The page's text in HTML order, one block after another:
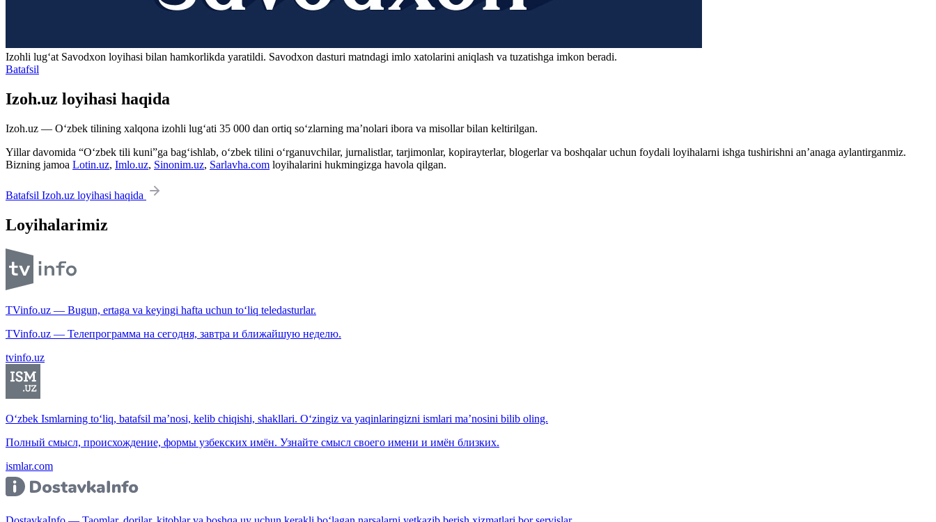
Izohli lugʻat Savodxon loyihasi bilan hamkorlikda yaratildi. Savodxon dasturi matndagi imlo xatolarini aniqlash va tuzatishga imkon beradi.
Batafsil
Izoh.uz loyihasi haqida
Izoh.uz — O‘zbek tilining xalqona izohli lug‘ati 35 000 dan ortiq so‘zlarning ma’nolari ibora va misollar bilan keltirilgan.
Yillar davomida “O‘zbek tili kuni”ga bag‘ishlab, o‘zbek tilini o‘rganuvchilar, jurnalistlar, tarjimonlar, kopirayterlar, blogerlar va boshqalar uchun foydali loyihalarni ishga tushirishni an’anaga aylantirganmiz.
Bizning jamoa Lotin.uz, Imlo.uz, Sinonim.uz, Sarlavha.com loyihalarini hukmingizga havola qilgan.
Batafsil Izoh.uz loyihasi haqida
Loyihalarimiz
TVinfo.uz — Bugun, ertaga va keyingi hafta uchun to‘liq teledasturlar.
TVinfo.uz — Телепрограмма на сегодня, завтра и ближайшую неделю.
tvinfo.uz
O‘zbek Ismlarning to‘liq, batafsil ma’nosi, kelib chiqishi, shakllari. O‘zingiz va yaqinlaringizni ismlari ma’nosini bilib oling.
Полный смысл, происхождение, формы узбекских имён. Узнайте смысл своего имени и имён близких.
ismlar.com